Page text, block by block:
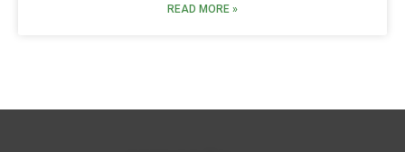
READ MORE »